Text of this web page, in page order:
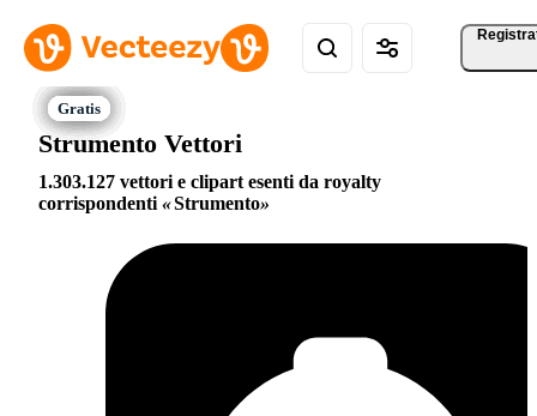
Strumento Vettori
1.303.127 vettori e clipart esenti da royalty
corrispondenti
Strumento